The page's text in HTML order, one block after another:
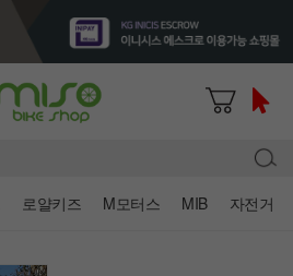
로얄키즈 M모터스 MIB 자전거